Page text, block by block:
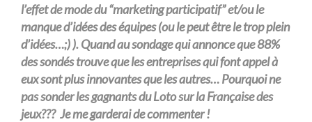
l’effet de mode du “marketing participatif” et/ou le
manque d’idées des équipes (ou le peut être le trop plein
d’idées…;) ). Quand au sondage qui annonce que 88%
des sondés trouve que les entreprises qui font appel à
eux sont plus innovantes que les autres… Pourquoi ne
pas sonder les gagnants du Loto sur la Française des
jeux??? Je me garderai de commenter !